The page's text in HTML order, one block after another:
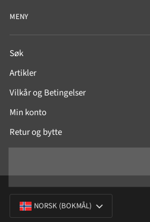
MENY
Søk
Artikler
Vilkår og Betingelser
Min konto
Retur og bytte
SPRÅK
NORSK (BOKMÅL)